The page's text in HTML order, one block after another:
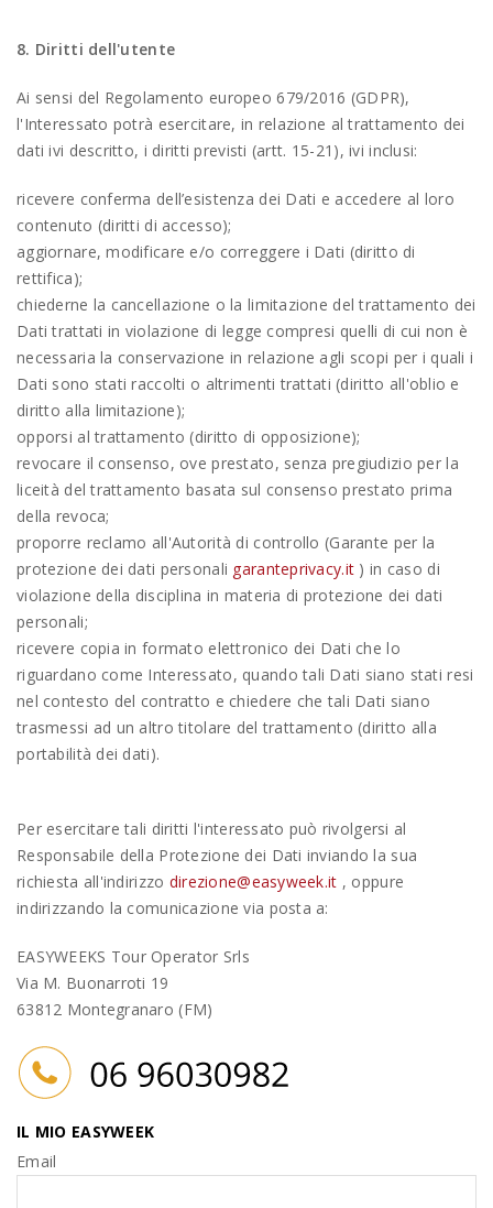
8. Diritti dell'utente
Ai sensi del Regolamento europeo 679/2016 (GDPR),
l'Interessato potrà esercitare, in relazione al trattamento dei
dati ivi descritto, i diritti previsti (artt. 15-21), ivi inclusi:
ricevere conferma dell’esistenza dei Dati e accedere al loro
contenuto (diritti di accesso);
aggiornare, modificare e/o correggere i Dati (diritto di
rettifica);
chiederne la cancellazione o la limitazione del trattamento dei
Dati trattati in violazione di legge compresi quelli di cui non è
necessaria la conservazione in relazione agli scopi per i quali i
Dati sono stati raccolti o altrimenti trattati (diritto all'oblio e
diritto alla limitazione);
opporsi al trattamento (diritto di opposizione);
revocare il consenso, ove prestato, senza pregiudizio per la
liceità del trattamento basata sul consenso prestato prima
della revoca;
proporre reclamo all'Autorità di controllo (Garante per la
protezione dei dati personali garanteprivacy.it ) in caso di
violazione della disciplina in materia di protezione dei dati
personali;
ricevere copia in formato elettronico dei Dati che lo
riguardano come Interessato, quando tali Dati siano stati resi
nel contesto del contratto e chiedere che tali Dati siano
trasmessi ad un altro titolare del trattamento (diritto alla
portabilità dei dati).
Per esercitare tali diritti l'interessato può rivolgersi al
Responsabile della Protezione dei Dati inviando la sua
richiesta all'indirizzo direzione@easyweek.it , oppure
indirizzando la comunicazione via posta a:
EASYWEEKS Tour Operator Srls
Via M. Buonarroti 19
63812 Montegranaro (FM)
IL MIO EASYWEEK
Email